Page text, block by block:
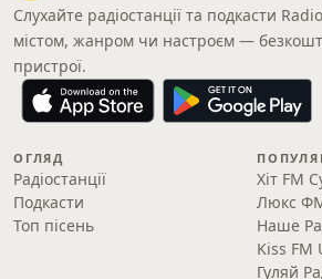
Слухайте радіостанції та подкасти
містом, жанром чи настроєм —
пристрої.
ОГЛЯД
Радіостанції
Подкасти
Топ пісень
Хіт FM
Люкс
Наше
Kiss FM
Гуляй